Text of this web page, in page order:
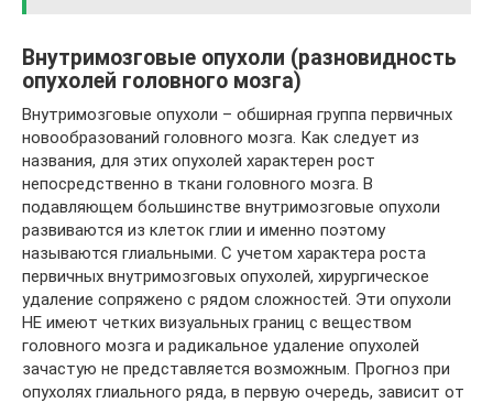
Внутримозговые опухоли (разновидность
опухолей головного мозга)
Внутримозговые опухоли – обширная группа первичных
новообразований головного мозга. Как следует из
названия, для этих опухолей характерен рост
непосредственно в ткани головного мозга. В
подавляющем большинстве внутримозговые опухоли
развиваются из клеток глии и именно поэтому
называются глиальными. С учетом характера роста
первичных внутримозговых опухолей, хирургическое
удаление сопряжено с рядом сложностей. Эти опухоли
НЕ имеют четких визуальных границ с веществом
головного мозга и радикальное удаление опухолей
зачастую не представляется возможным. Прогноз при
опухолях глиального ряда, в первую очередь, зависит от